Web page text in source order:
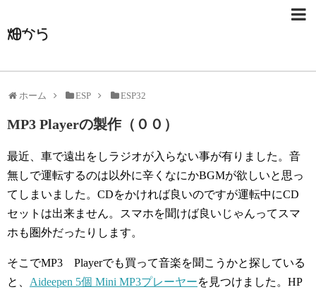
畑から
ホーム ESP ESP32
MP3 Playerの製作（００）
最近、車で遠出をしラジオが入らない事が有りました。音
無しで運転するのは以外に辛くなにかBGMが欲しいと思っ
てしまいました。CDをかければ良いのですが運転中にCD
セットは出来ません。スマホを聞けば良いじゃんってスマ
ホも圏外だったりします。
そこでMP3 Playerでも買って音楽を聞こうかと探している
と、 Aideepen 5個 Mini MP3プレーヤーを見つけました。HP